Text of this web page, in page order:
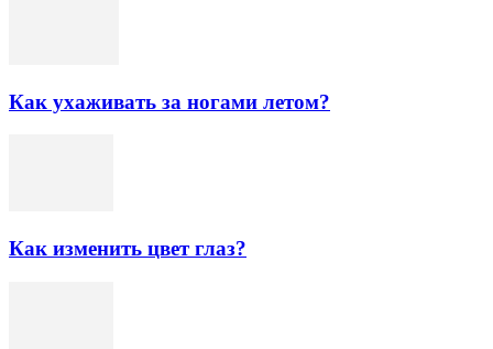
Как ухаживать за ногами летом?
Как изменить цвет глаз?